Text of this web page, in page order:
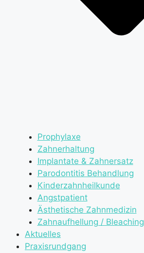
Prophylaxe
Zahnerhaltung
Implantate & Zahnersatz
Parodontitis Behandlung
Kinderzahnheilkunde
Angstpatient
Ästhetische Zahnmedizin
Zahnaufhellung / Bleaching
Aktuelles
Praxisrundgang